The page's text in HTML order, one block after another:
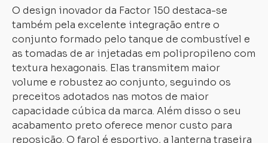
O design inovador da Factor 150 destaca-se
também pela excelente integração entre o
conjunto formado pelo tanque de combustível e
as tomadas de ar injetadas em polipropileno com
textura hexagonais. Elas transmitem maior
volume e robustez ao conjunto, seguindo os
preceitos adotados nas motos de maior
capacidade cúbica da marca. Além disso o seu
acabamento preto oferece menor custo para
reposição. O farol é esportivo, a lanterna traseira